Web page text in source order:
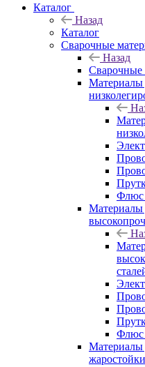
Каталог
Назад
Каталог
Сварочные
Назад
Сварочные
Материалы
Флюс
Материалы
Флюс
Материалы